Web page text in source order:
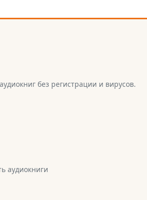
без регистрации и вирусов.
аудиокниги